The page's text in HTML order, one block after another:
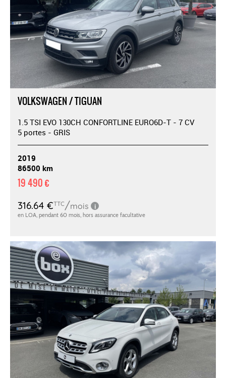
VOLKSWAGEN / TIGUAN
1.5 TSI EVO 130CH CONFORTLINE EURO6D-T - 7 CV
5 portes - GRIS
2019
86500 km
19 490 €